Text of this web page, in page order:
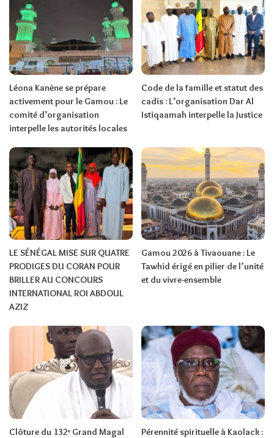
Léona Kanène se prépare
activement pour le Gamou : Le
comité d’organisation
interpelle les autorités locales
Code de la famille et statut des
cadis : L’organisation Dar Al
Istiqaamah interpelle la Justice
LE SÉNÉGAL MISE SUR QUATRE
PRODIGES DU CORAN POUR
BRILLER AU CONCOURS
INTERNATIONAL ROI ABDOUL
AZIZ
Gamou 2026 à Tivaouane : Le
Tawhid érigé en pilier de l’unité
et du vivre-ensemble
Clôture du 132ᵉ Grand Magal
Pérennité spirituelle à Kaolack :